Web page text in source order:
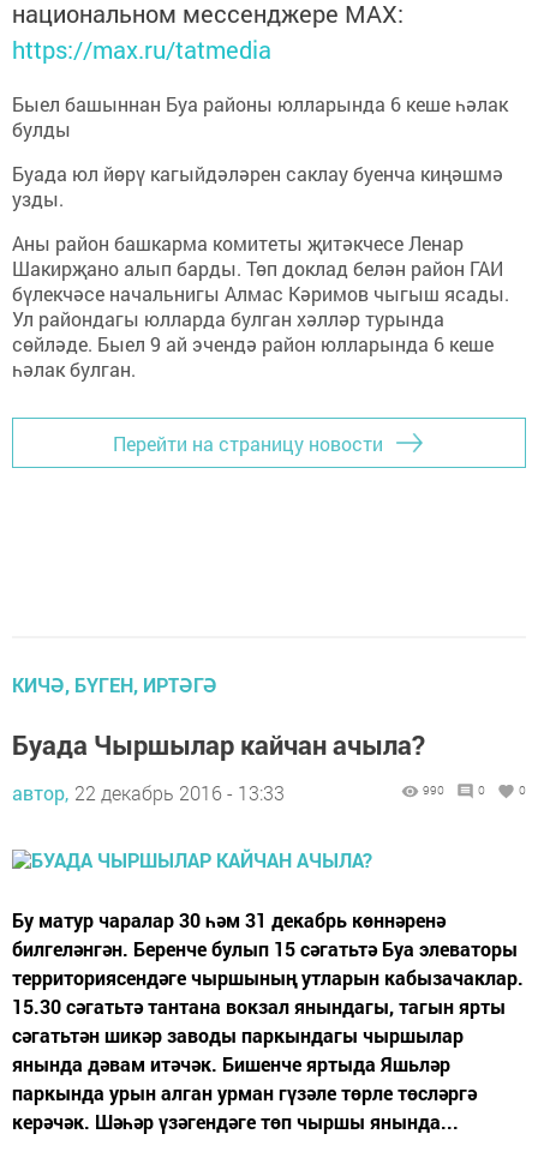
национальном мессенджере MАХ:
https://max.ru/tatmedia
Быел башыннан Буа районы юлларында 6 кеше һәлак
булды
Буада юл йөрү кагыйдәләрен саклау буенча киңәшмә
узды.
Аны район башкарма комитеты җитәкчесе Ленар
Шакирҗано алып барды. Төп доклад белән район ГАИ
бүлекчәсе начальнигы Алмас Кәримов чыгыш ясады.
Ул райондагы юлларда булган хәлләр турында
сөйләде. Быел 9 ай эчендә район юлларында 6 кеше
һәлак булган.
Перейти на страницу новости
КИЧӘ, БҮГЕН, ИРТӘГӘ
Буада Чыршылар кайчан ачыла?
автор, 22 декабрь 2016 - 13:33 990 0 0
Бу матур чаралар 30 һәм 31 декабрь көннәренә
билгеләнгән. Беренче булып 15 сәгатьтә Буа элеваторы
территориясендәге чыршының утларын кабызачаклар.
15.30 сәгатьтә тантана вокзал янындагы, тагын ярты
сәгатьтән шикәр заводы паркындагы чыршылар
янында дәвам итәчәк. Бишенче яртыда Яшьләр
паркында урын алган урман гүзәле төрле төсләргә
керәчәк. Шәһәр үзәгендәге төп чыршы янында...